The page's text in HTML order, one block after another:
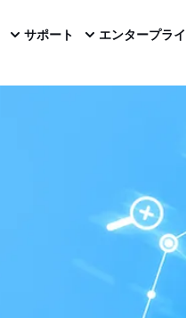
サポート エンタープラ